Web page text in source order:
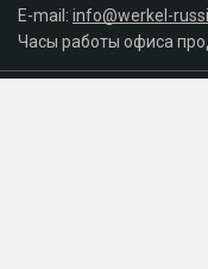
E-mail: info@werkel-
Часы работы офиса